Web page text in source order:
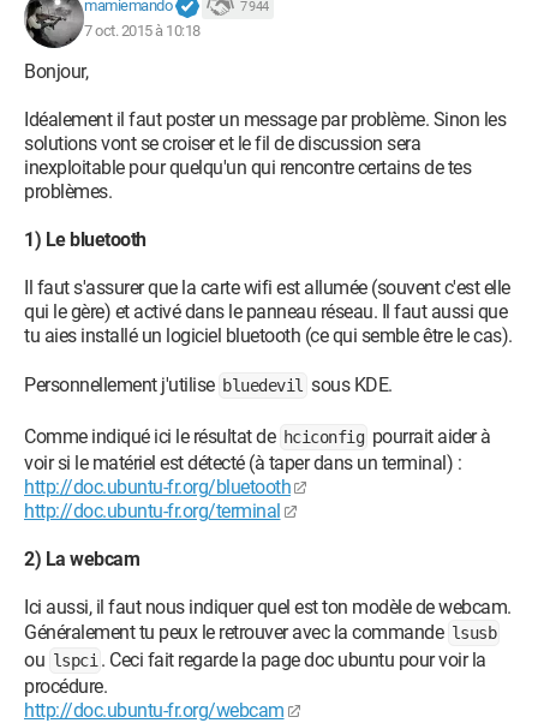
mamiemando 7 944
7 oct. 2015 à 10:18
Bonjour,
Idéalement il faut poster un message par problème. Sinon les
solutions vont se croiser et le fil de discussion sera
inexploitable pour quelqu'un qui rencontre certains de tes
problèmes.
1) Le bluetooth
Il faut s'assurer que la carte wifi est allumée (souvent c'est elle
qui le gère) et activé dans le panneau réseau. Il faut aussi que
tu aies installé un logiciel bluetooth (ce qui semble être le cas).
Personnellement j'utilise bluedevil sous KDE.
Comme indiqué ici le résultat de hciconfig pourrait aider à
voir si le matériel est détecté (à taper dans un terminal) :
http://doc.ubuntu-fr.org/bluetooth
http://doc.ubuntu-fr.org/terminal
2) La webcam
Ici aussi, il faut nous indiquer quel est ton modèle de webcam.
Généralement tu peux le retrouver avec la commande lsusb
ou lspci . Ceci fait regarde la page doc ubuntu pour voir la
procédure.
http://doc.ubuntu-fr.org/webcam